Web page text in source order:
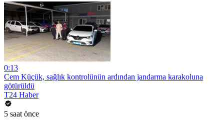
0:13
Cem Küçük, sağlık kontrolünün ardından jandarma karakoluna
götürüldü
T24 Haber
5 saat önce